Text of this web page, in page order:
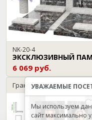
NK-20-4
6 069 руб.
УВАЖАЕМЫЕ
Мы используем
сайт максимально